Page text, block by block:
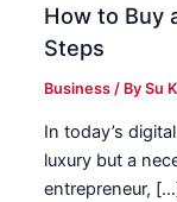
How to Buy
Steps
Business / BySu
In today’s
luxury but a
entrepreneur,